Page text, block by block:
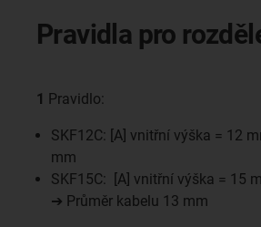
Pravidla pro
1 Pravidlo:
SKF12C: [A] vnitřní výška = 12
mm
SKF15C: [A] vnitřní výška = 15
➔ Průměr kabelu 13 mm